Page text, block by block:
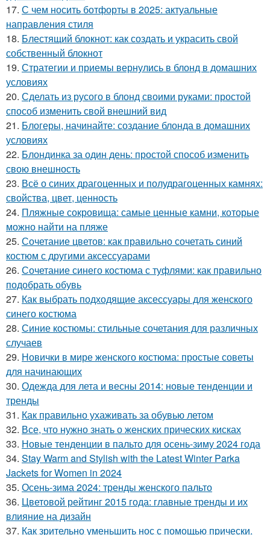
17. С чем носить ботфорты в 2025: актуальные
направления стиля
18. Блестящий блокнот: как создать и украсить свой
собственный блокнот
19. Стратегии и приемы вернулись в блонд в домашних
условиях
20. Сделать из русого в блонд своими руками: простой
способ изменить свой внешний вид
21. Блогеры, начинайте: создание блонда в домашних
условиях
22. Блондинка за один день: простой способ изменить
свою внешность
23. Всё о синих драгоценных и полудрагоценных камнях:
свойства, цвет, ценность
24. Пляжные сокровища: самые ценные камни, которые
можно найти на пляже
25. Сочетание цветов: как правильно сочетать синий
костюм с другими аксессуарами
26. Сочетание синего костюма с туфлями: как правильно
подобрать обувь
27. Как выбрать подходящие аксессуары для женского
синего костюма
28. Синие костюмы: стильные сочетания для различных
случаев
29. Новички в мире женского костюма: простые советы
для начинающих
30. Одежда для лета и весны 2014: новые тенденции и
тренды
31. Как правильно ухаживать за обувью летом
32. Все, что нужно знать о женских прических кисках
33. Новые тенденции в пальто для осень-зиму 2024 года
34. Stay Warm and Stylish with the Latest Winter Parka
Jackets for Women in 2024
35. Осень-зима 2024: тренды женского пальто
36. Цветовой рейтинг 2015 года: главные тренды и их
влияние на дизайн
37. Как зрительно уменьшить нос с помощью прически.